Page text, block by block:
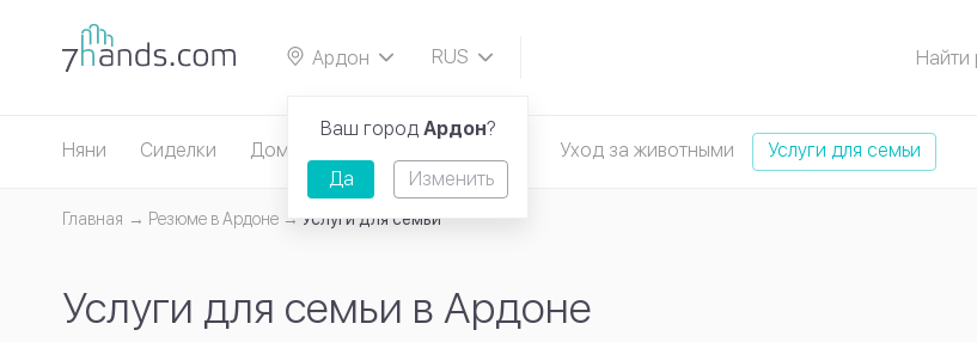
Ардон
RUS
Найти
Няни Сиделки Домработницы Уход за животными Услуги для семьи
Главная Резюме в Ардоне Услуги для семьи
Услуги для семьи в Ардоне
Ваш город Ардон?
Да Изменить